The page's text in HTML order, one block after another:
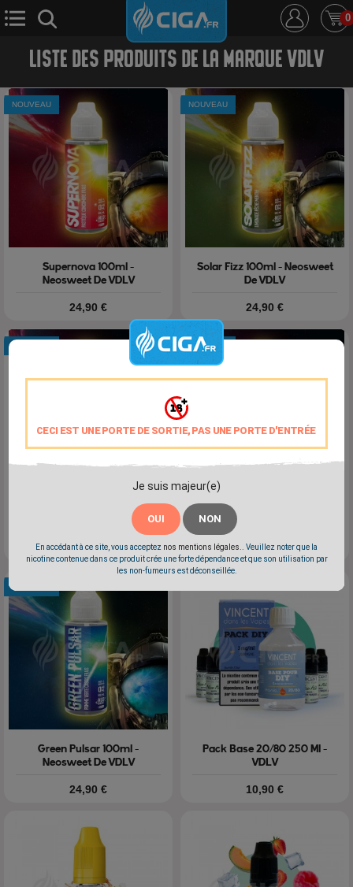
CECI EST UNE PORTE DE SORTIE, PAS UNE PORTE D'ENTRÉE
Je suis majeur(e)
OUI NON
En accédant à ce site, vous acceptez nos mentions légales.
. Veuillez noter que la
nicotine contenue dans ce produit crée une forte dépendance et que son utilisation par
les non-fumeurs est déconseillée.
0
E-Cigarette E-Liquide
D.i.y Le Mixologue
Cbd Nouveautés
Ciga +
LISTE DES PRODUITS DE LA MARQUE VDLV
Supernova 100ml -
Neosweet De VDLV
NOUVEAU
Prix
24,90 €
Solar Fizz 100ml - Neosweet
De VDLV
NOUVEAU
Prix
24,90 €
Neosweet De VDLV
Prix
24,90 €
Proximango 100ml -
Neosweet De VDLV
NOUVEAU
Prix
24,90 €
Green Pulsar 100ml -
Neosweet De VDLV
Prix
24,90 €
Pack Base 20/80 250 Ml -
VDLV
Prix
10,90 €